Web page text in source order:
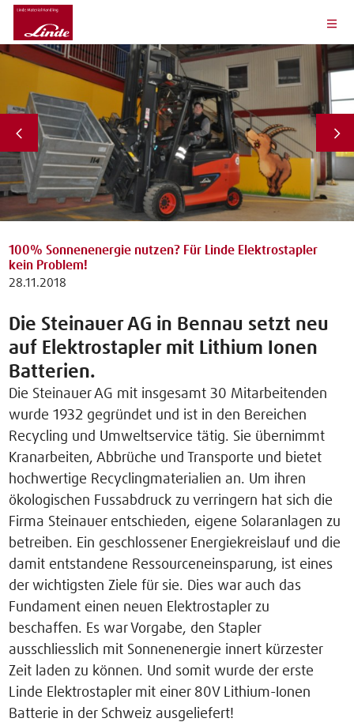
100% Sonnenenergie nutzen? Für Linde Elektrostapler
kein Problem!
28.11.2018
Die Steinauer AG in Bennau setzt neu
auf Elektrostapler mit Lithium Ionen
Batterien.
Die Steinauer AG mit insgesamt 30 Mitarbeitenden
wurde 1932 gegründet und ist in den Bereichen
Recycling und Umweltservice tätig. Sie übernimmt
Kranarbeiten, Abbrüche und Transporte und bietet
hochwertige Recyclingmaterialien an. Um ihren
ökologischen Fussabdruck zu verringern hat sich die
Firma Steinauer entschieden, eigene Solaranlagen zu
betreiben. Ein geschlossener Energiekreislauf und die
damit entstandene Ressourceneinsparung, ist eines
der wichtigsten Ziele für sie. Dies war auch das
Fundament einen neuen Elektrostapler zu
beschaffen. Es war Vorgabe, den Stapler
ausschliesslich mit Sonnenenergie innert kürzester
Zeit laden zu können. Und somit wurde der erste
Linde Elektrostapler mit einer 80V Lithium-Ionen
Batterie in der Schweiz ausgeliefert!